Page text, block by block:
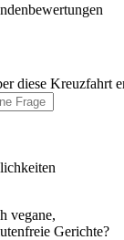
diese Kreuzfahrt
vegane,
Gerichte?